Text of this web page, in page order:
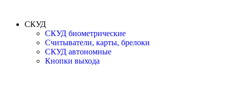
СКУД
СКУД биометрические
Считыватели, карты, брелоки
СКУД автономные
Кнопки выхода